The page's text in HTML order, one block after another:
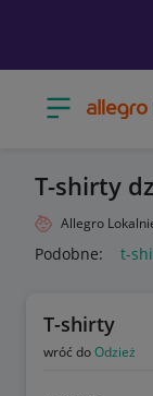
Otwórz menu
T-shirty
Allegro
Podobne: t-
T-shirty
wróć doOdzież